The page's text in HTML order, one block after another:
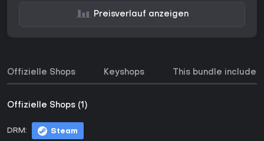
Preisverlauf anzeigen
Offizielle Shops Keyshops This bundle includes
Offizielle Shops (1)
DRM: Steam